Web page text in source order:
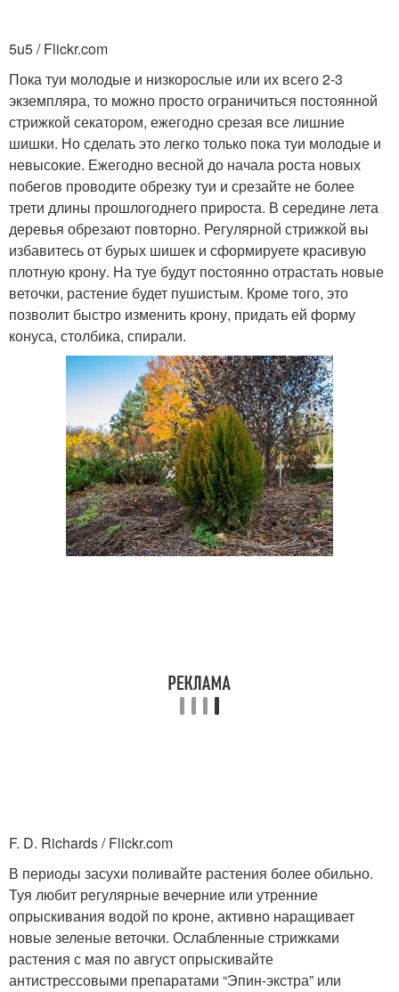
5u5 / Flickr.com
Пока туи молодые и низкорослые или их всего 2-3
экземпляра, то можно просто ограничиться постоянной
стрижкой секатором, ежегодно срезая все лишние
шишки. Но сделать это легко только пока туи молодые и
невысокие. Ежегодно весной до начала роста новых
побегов проводите обрезку туи и срезайте не более
трети длины прошлогоднего прироста. В середине лета
деревья обрезают повторно. Регулярной стрижкой вы
избавитесь от бурых шишек и сформируете красивую
плотную крону. На туе будут постоянно отрастать новые
веточки, растение будет пушистым. Кроме того, это
позволит быстро изменить крону, придать ей форму
конуса, столбика, спирали.
F. D. Richards / Flickr.com
В периоды засухи поливайте растения более обильно.
Туя любит регулярные вечерние или утренние
опрыскивания водой по кроне, активно наращивает
новые зеленые веточки. Ослабленные стрижками
растения с мая по август опрыскивайте
антистрессовыми препаратами “Эпин-экстра” или